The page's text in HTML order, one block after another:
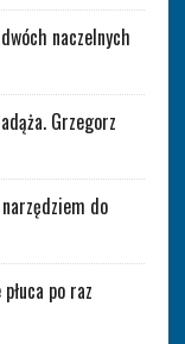
naczelnych
Grzegorz
do
po raz